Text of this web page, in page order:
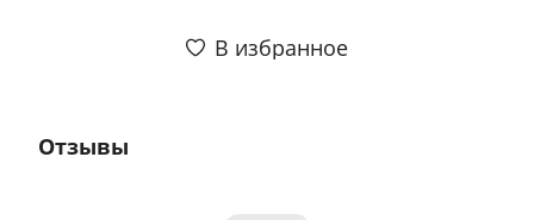
В избранное
Отзывы